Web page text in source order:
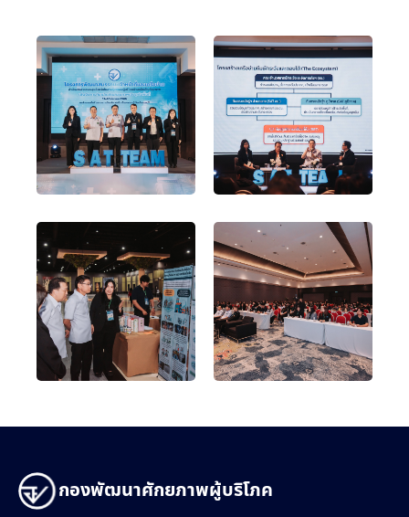
กองพัฒนาศักยภาพผู้บริโภค